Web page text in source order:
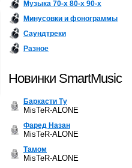
Музыка 70-х 80-х 90-х
Минусовки и фонограммы
Саундтреки
Разное
Новинки SmartMusic
Баркасти Ту
MisTeR-ALONE
Фаред Назан
MisTeR-ALONE
Тамом
MisTeR-ALONE